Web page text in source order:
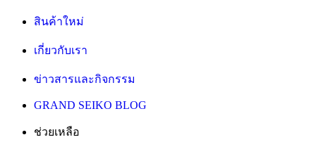
สินค้าใหม่
เกี่ยวกับเรา
ข่าวสารและกิจกรรม
GRAND SEIKO BLOG
ช่วยเหลือ